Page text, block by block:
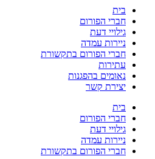
בית
חברי הפורום
גילויי דעת
ניירות עמדה
חברי הפורום בתקשורת
עתירות
נאומים בהפגנות
יצירת קשר
בית
חברי הפורום
גילויי דעת
ניירות עמדה
חברי הפורום בתקשורת